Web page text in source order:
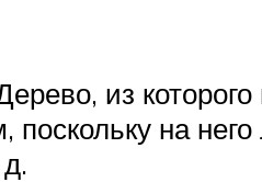
из которого
на